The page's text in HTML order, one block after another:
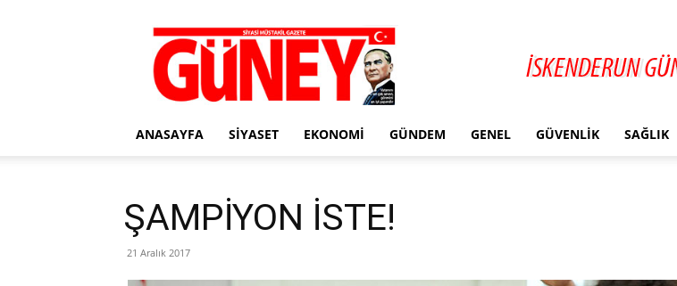
Gazete
Güney
ANASAYFA SIYASET EKONOMI GÜNDEM GENEL GÜVENLIK SAĞLIK
ŞAMPİYON İSTE!
21 Aralık 2017